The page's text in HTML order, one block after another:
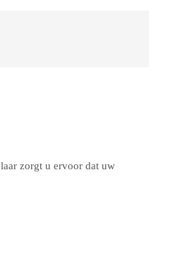
zorgt u ervoor dat uw